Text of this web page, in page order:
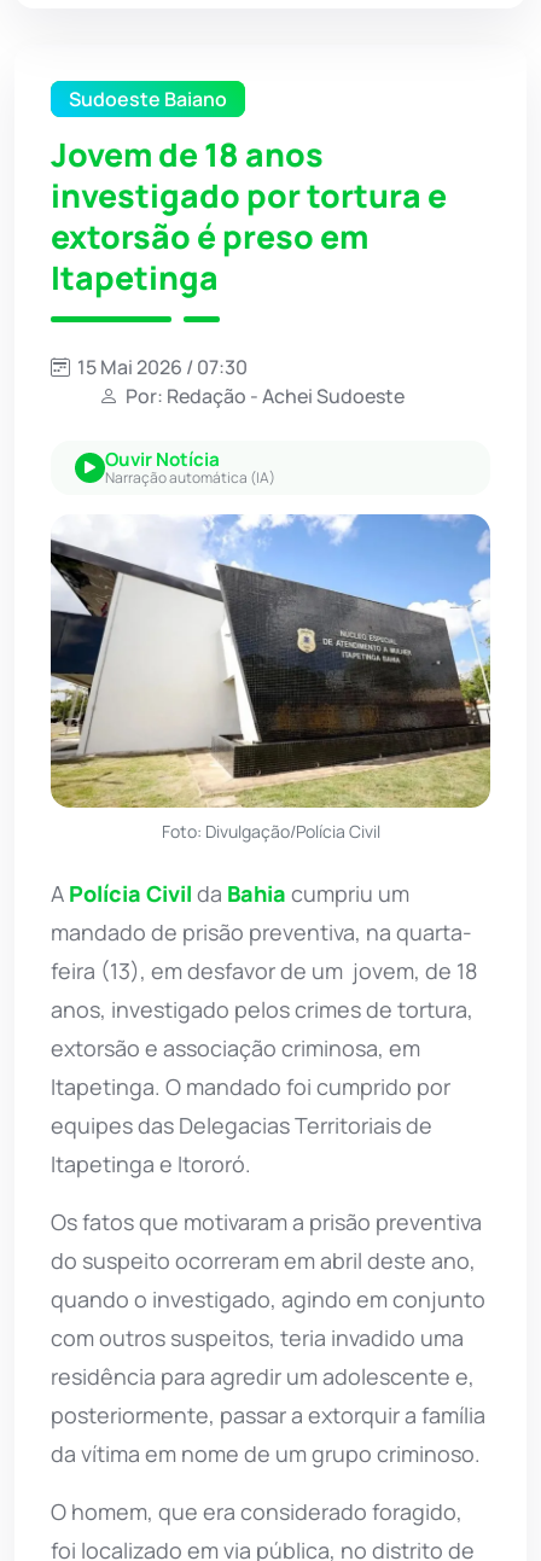
Sudoeste Baiano
Jovem de 18 anos
investigado por tortura e
extorsão é preso em
Itapetinga
15 Mai 2026 / 07:30
Por: Redação - Achei Sudoeste
Ouvir Notícia
Narração automática (IA)
Foto: Divulgação/Polícia Civil
A Polícia Civil da Bahia cumpriu um
mandado de prisão preventiva, na quarta-
feira (13), em desfavor de um jovem, de 18
anos, investigado pelos crimes de tortura,
extorsão e associação criminosa, em
Itapetinga. O mandado foi cumprido por
equipes das Delegacias Territoriais de
Itapetinga e Itororó.
Os fatos que motivaram a prisão preventiva
do suspeito ocorreram em abril deste ano,
quando o investigado, agindo em conjunto
com outros suspeitos, teria invadido uma
residência para agredir um adolescente e,
posteriormente, passar a extorquir a família
da vítima em nome de um grupo criminoso.
O homem, que era considerado foragido,
foi localizado em via pública, no distrito de